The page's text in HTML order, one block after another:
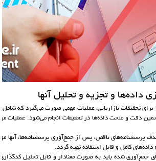
برای تحقیقات بازاریابی، عملیات مهمی صورت می‌گیرد که شامل
دقت و صحت داده‌ها در تحقیقات انجام می‌شود. عملیات
پرسشنامه‌های ناقص: پس از جمع‌آوری پرسشنامه‌ها، آنها
کامل و قابل استفاده تهیه گردد.
جمع‌آوری شده باید به صورت معنادار و قابل تحلیل